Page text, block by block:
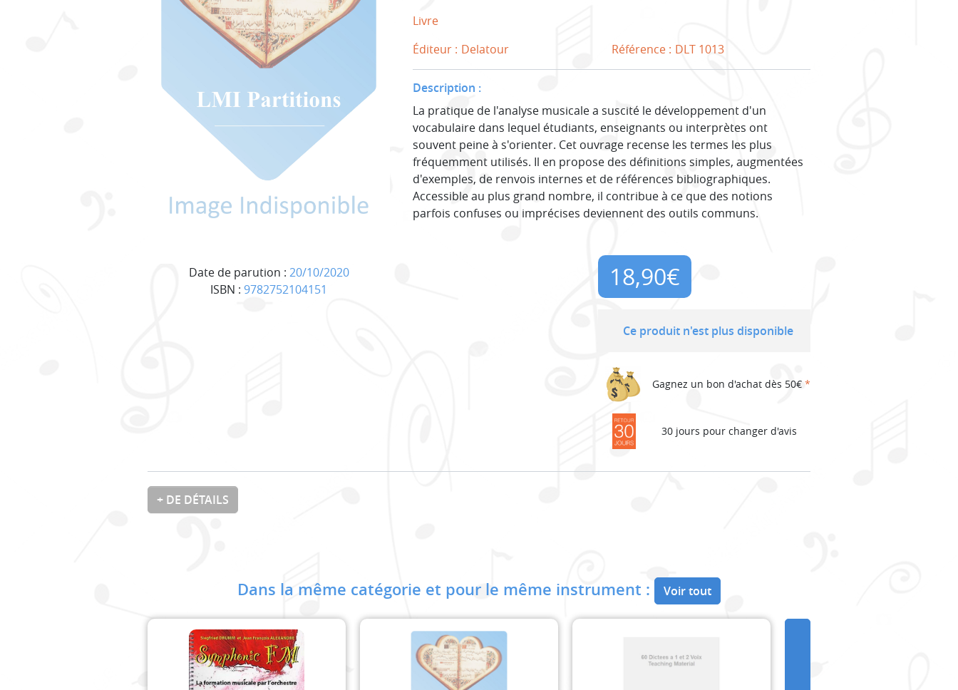
Date de parution : 20/10/2020
ISBN : 9782752104151
Livre
Éditeur : Delatour Référence : DLT 1013
Description :
La pratique de l'analyse musicale a suscité le développement d'un
vocabulaire dans lequel étudiants, enseignants ou interprètes ont
souvent peine à s'orienter. Cet ouvrage recense les termes les plus
fréquemment utilisés. Il en propose des définitions simples, augmentées
d'exemples, de renvois internes et de références bibliographiques.
Accessible au plus grand nombre, il contribue à ce que des notions
parfois confuses ou imprécises deviennent des outils communs.
18,90€
Ce produit n'est plus disponible
Gagnez un bon d'achat dès 50€ *
30 jours pour changer d'avis
+ DE DÉTAILS
Dans la même catégorie et pour le même instrument : Voir tout